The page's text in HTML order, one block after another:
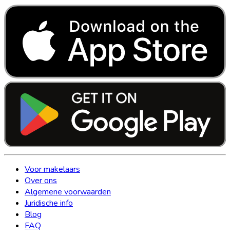
Voor makelaars
Over ons
Algemene voorwaarden
Juridische info
Blog
FAQ